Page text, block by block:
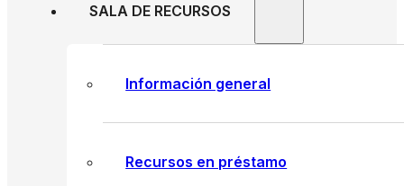
SALA DE RECURSOS
Información general
Recursos en préstamo